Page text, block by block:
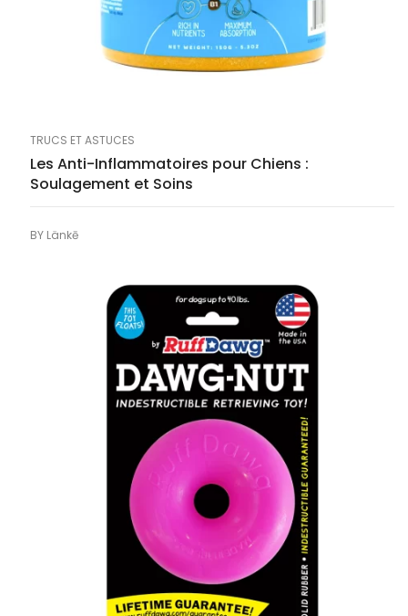
TRUCS ET ASTUCES
Les Anti-Inflammatoires pour Chiens :
Soulagement et Soins
BY Länkē